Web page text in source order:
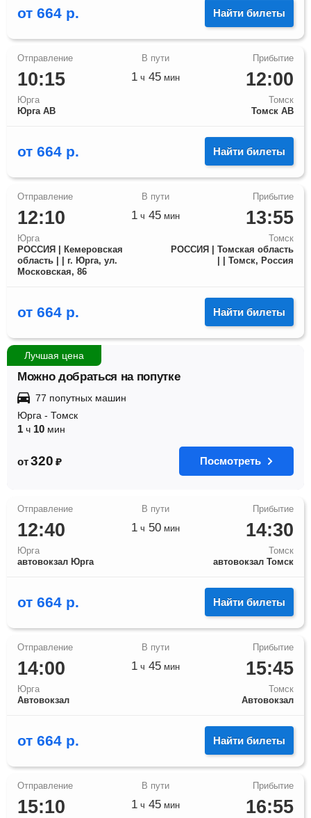
от 664 р. Найти билеты
10:15
Юрга
Юрга АВ
12:00
Томск
Томск АВ
1 ч 45 мин
от 664 р. Найти билеты
12:10
Юрга
РОССИЯ | Кемеровская
область | | г. Юрга, ул.
Московская, 86
13:55
Томск
РОССИЯ | Томская область
| | Томск, Россия
1 ч 45 мин
от 664 р. Найти билеты
Лучшая цена
Можно добраться на попутке
77 попутных машин
Юрга - Томск
1 ч 10 мин
от 320 ₽ Посмотреть
12:40
Юрга
автовокзал Юрга
14:30
Томск
автовокзал Томск
1 ч 50 мин
от 664 р. Найти билеты
14:00
Юрга
Автовокзал
15:45
Томск
Автовокзал
1 ч 45 мин
от 664 р. Найти билеты
15:10 16:55
1 ч 45 мин